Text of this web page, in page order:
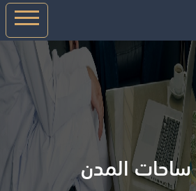
ساحات المدن